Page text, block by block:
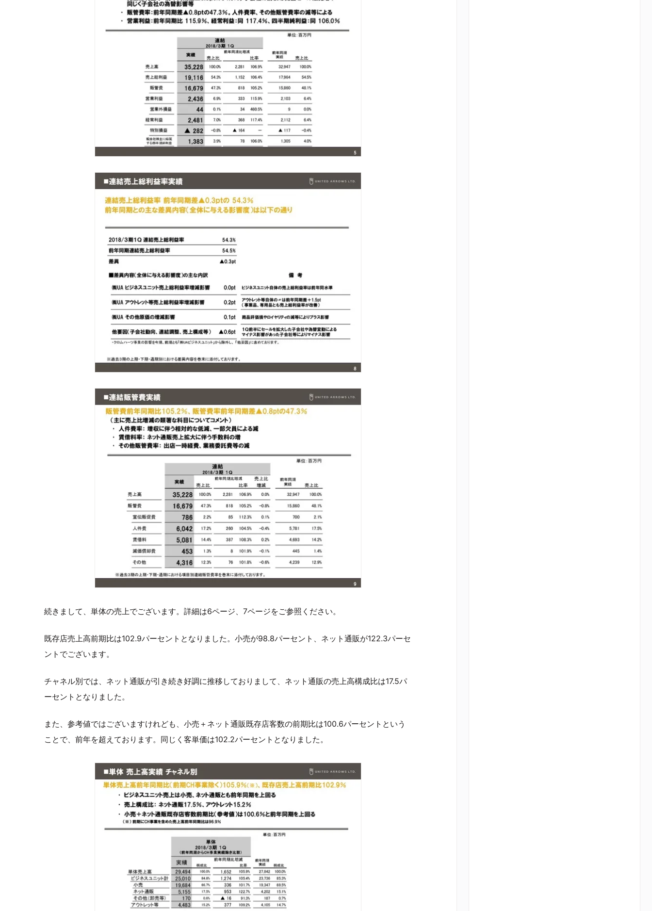
続きまして、単体の売上でございます。詳細は6ページ、7ページをご参照ください。
既存店売上高前期比は102.9パーセントとなりました。小売が98.8パーセント、ネット通販が122.3パーセ
ントでございます。
チャネル別では、ネット通販が引き続き好調に推移しておりまして、ネット通販の売上高構成比は17.5パ
ーセントとなりました。
また、参考値ではございますけれども、小売＋ネット通販既存店客数の前期比は100.6パーセントという
ことで、前年を超えております。同じく客単価は102.2パーセントとなりました。